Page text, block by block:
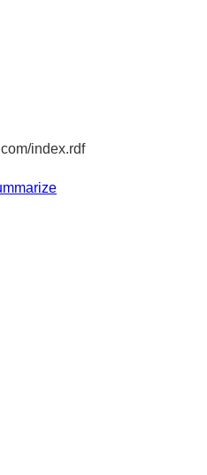
index.rdf